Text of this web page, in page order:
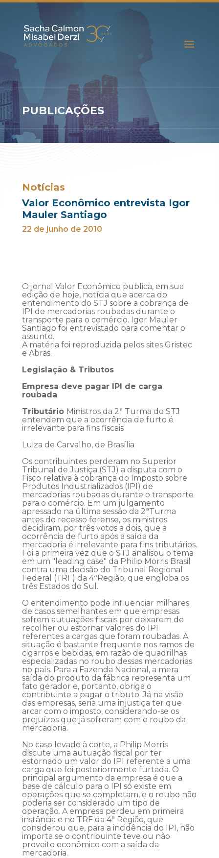
PUBLICAÇÕES
Notícias
Valor Econômico entrevista Igor
Mauler Santiago
22 de junho de 2010
O jornal Valor Econômico publica, em sua
edição de hoje, notícia que acerca do
entendimento do STJ sobre a cobrança de
IPI de mercadorias roubadas durante o
transporte para o comércio. Igor Mauler
Santiago foi entrevistado para comentar o
assunto.
A matéria foi reproduzida pelos sites Gristec
e Abras.
Legislação & Tributos
Empresa deve pagar IPI de carga
roubada
Tributário Ministros da 2ª Turma do STJ
entendem que a ocorrência de furto é
irrelevante para fins fiscais
Luiza de Carvalho, de Brasília
Os contribuintes perderam no Superior
Tribunal de Justiça (STJ) a disputa com o
Fisco relativa à cobrança do Imposto sobre
Produtos Industrializados (IPI) de
mercadorias roubadas durante o transporte
para o comércio. Em um julgamento
apressado na última sessão da 2ªTurma
antes do recesso forense, os ministros
decidiram, por três votos a dois, que a
ocorrência de furto após a saída da
mercadoria é irrelevante para fins tributários.
Foi a primeira vez que o STJ analisou o tema
em um "leading case" da Philip Morris Brasil
contra uma decisão do Tribunal Regional
Federal (TRF) da 4ªRegião, que engloba os
três Estados do Sul.
O entendimento pode influenciar milhares
de casos semelhantes em que empresas
sofrem autuações fiscais por deixarem de
recolher ou estornar valores do IPI
referentes a cargas que foram roubadas. A
situação é bastante frequente nos ramos de
cigarros e bebidas, em razão de quadrilhas
especializadas no roubo dessas mercadorias
no país. Para a Fazenda Nacional, a mera
saída do produto da fábrica representa um
fato gerador e, portanto, obriga o
contribuinte a pagar o tributo. Já na visão
das empresas, seria uma injustiça ter que
arcar com o imposto, considerando-se os
prejuízos que já sofreram com o roubo da
mercadoria.
No caso levado à corte, a Philip Morris
discute uma autuação fiscal por ter
estornado um valor do IPI referente a uma
carga que foi posteriormente furtada. O
principal argumento da empresa é que a
base de cálculo para o IPI só existe em
operações que se completam, e o roubo não
poderia ser considerado um tipo de
operação. A empresa perdeu em primeira
instância e no TRF da 4ª Região, que
considerou que, para a incidência do IPI, não
importa se o contribuinte teve ou não
proveito econômico com a saída da
mercadoria.